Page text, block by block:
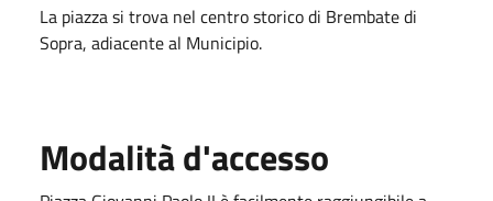
La piazza si trova nel centro storico di Brembate di
Sopra, adiacente al Municipio.
Modalità d'accesso